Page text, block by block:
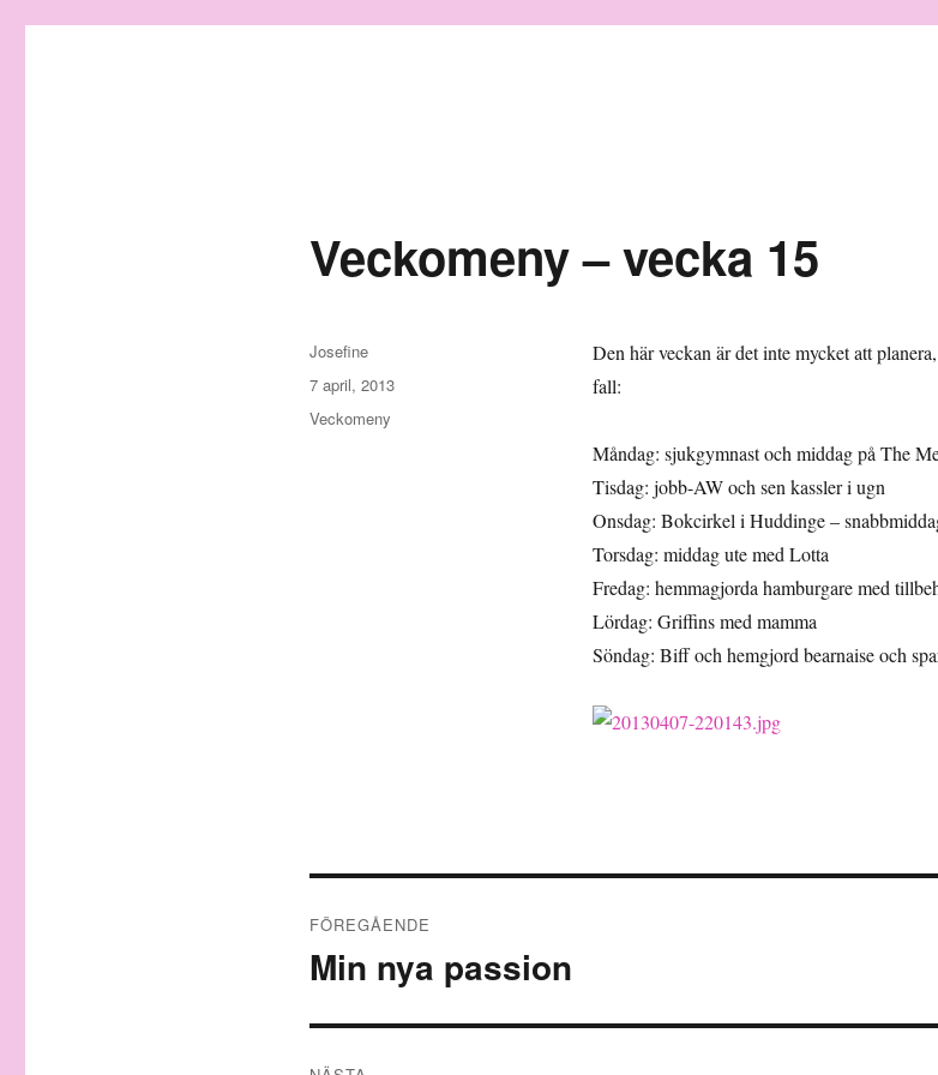
Veckomeny – vecka 15
Den här veckan är det inte mycket att
fall:
Måndag: sjukgymnast och middag på The
Tisdag: jobb-AW och sen kassler i ugn
Onsdag: Bokcirkel i Huddinge –
Torsdag: middag ute med Lotta
Fredag: hemmagjorda hamburgare med
Lördag: Griffins med mamma
Söndag: Biff och hemgjord bearnaise och
Författare
Josefine
Publicerat
den
7 april, 2013
Kategorier
Veckomeny
FÖREGÅENDE
Föregående
Min nya passion